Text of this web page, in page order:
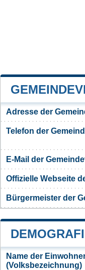
Adresse der
Telefon der
E-Mail der
Offizielle Webseite
Bürgermeister der
Name der
(Volksbezeichnung)